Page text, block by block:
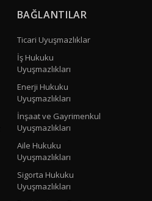
BAĞLANTILAR
Ticari Uyuşmazlıklar
İş Hukuku
Uyuşmazlıkları
Enerji Hukuku
Uyuşmazlıkları
İnşaat ve Gayrimenkul
Uyuşmazlıkları
Aile Hukuku
Uyuşmazlıkları
Sigorta Hukuku
Uyuşmazlıkları